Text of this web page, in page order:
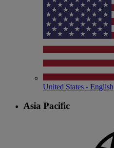
United States - English
Asia Pacific